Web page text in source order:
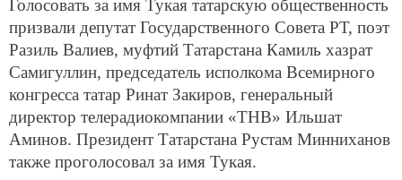
Голосовать за имя Тукая татарскую общественность
призвали депутат Государственного Совета РТ, поэт
Разиль Валиев, муфтий Татарстана Камиль хазрат
Самигуллин, председатель исполкома Всемирного
конгресса татар Ринат Закиров, генеральный
директор телерадиокомпании «ТНВ» Ильшат
Аминов. Президент Татарстана Рустам Минниханов
также проголосовал за имя Тукая.